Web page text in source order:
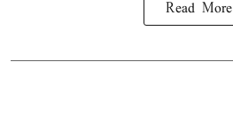
Read More